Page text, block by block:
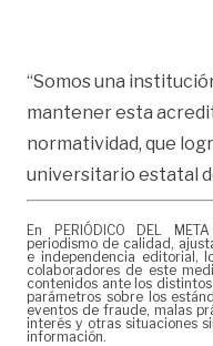
“Somos una
mantener esta
normatividad, que
universitario estatal
En PERIÓDICO DEL
periodismo de calidad,
e independencia editorial,
colaboradores de este
contenidos ante los
parámetros sobre los
eventos de fraude, malas
interés y otras situaciones
información.